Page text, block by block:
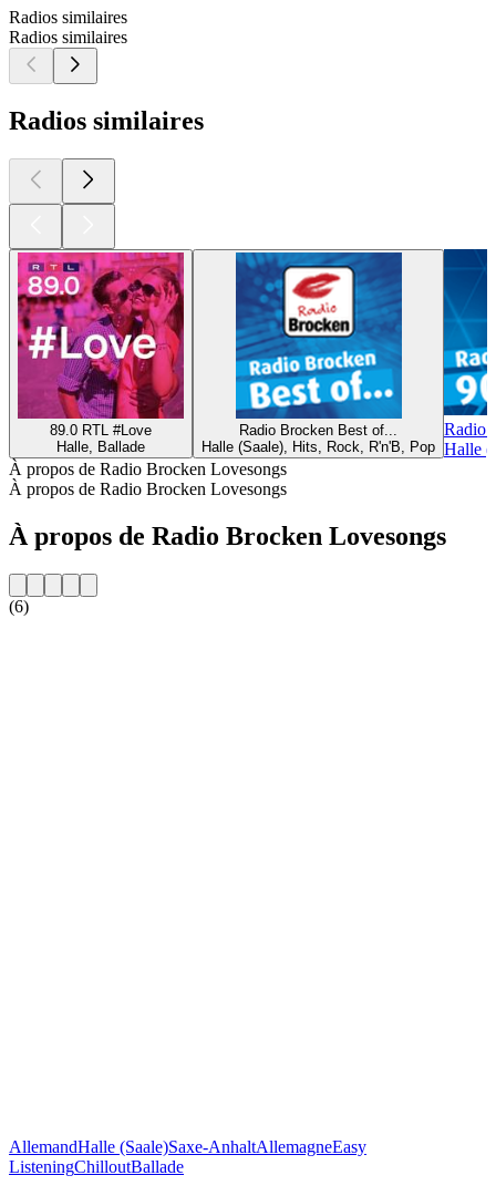
Radios similaires
Radios similaires
Radios similaires
89.0 RTL #Love
Halle, Ballade
Radio Brocken Best of...
Halle (Saale), Hits, Rock, R'n'B, Pop
Radio
Halle
À propos de Radio Brocken Lovesongs
À propos de Radio Brocken Lovesongs
À propos de Radio Brocken Lovesongs
(6)
AllemandHalle (Saale)Saxe-AnhaltAllemagneEasy
ListeningChilloutBallade